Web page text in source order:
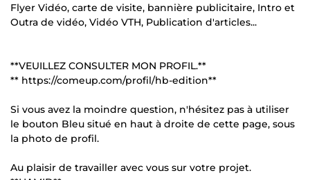
Flyer Vidéo, carte de visite, bannière publicitaire, Intro et
Outra de vidéo, Vidéo VTH, Publication d'articles...
**VEUILLEZ CONSULTER MON PROFIL.**
** https://comeup.com/profil/hb-edition**
Si vous avez la moindre question, n'hésitez pas à utiliser
le bouton Bleu situé en haut à droite de cette page, sous
la photo de profil.
Au plaisir de travailler avec vous sur votre projet.